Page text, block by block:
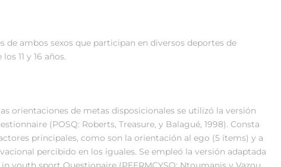
ambos sexos que participan en diversos deportes de
11 y 16 años.
orientaciones de metas disposicionales se utilizó la versión
(POSQ: Roberts, Treasure, y Balagué, 1998). Consta
principales, como son la orientación al ego (5 ítems) y a
percibido en los iguales. Se empleó la versión adaptada